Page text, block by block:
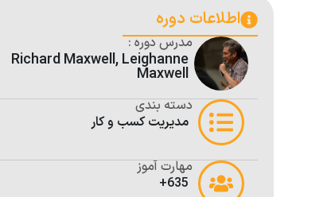
اطلاعات دوره
مدرس دوره :
Richard Maxwell, Leighanne
Maxwell
دسته بندی
مدیریت کسب و کار
مهارت آموز
635+